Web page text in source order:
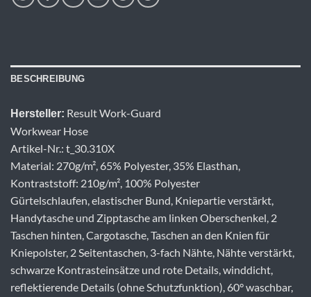
BESCHREIBUNG
Hersteller: Result Work-Guard
Workwear Hose
Artikel-Nr.: t_30.310X
Material: 270g/m², 65% Polyester, 35% Elasthan,
Kontraststoff: 210g/m², 100% Polyester
Gürtelschlaufen, elastischer Bund, Kniepartie verstärkt,
Handytasche und Zipptasche am linken Oberschenkel, 2
Taschen hinten, Cargotasche, Taschen an den Knien für
Kniepolster, 2 Seitentaschen, 3-fach Nähte, Nähte verstärkt,
schwarze Kontrasteinsätze und rote Details, winddicht,
reflektierende Details (ohne Schutzfunktion), 60° waschbar,